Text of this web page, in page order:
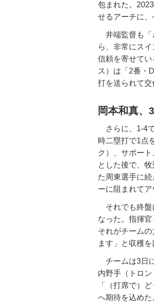
包まれた。
せるアーチに、
井端監督も「
ら、非常にス
信頼を寄せて
ス）は「2番・
打を送られて交
岡本和真
さらに、1-4
時二塁打で1点
ク）、サポー
とした後で、
た周東選手に
ーに阻まれてア
それでも終盤
なった。指揮
それがチーム
ます」と収穫を
チームは3日
内野手（トロ
「（打席で）
へ期待を込めた